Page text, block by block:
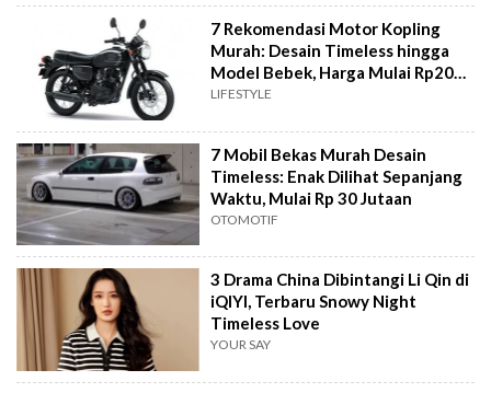
7 Rekomendasi Motor Kopling
Murah: Desain Timeless hingga
Model Bebek, Harga Mulai Rp20
Jutaan
LIFESTYLE
7 Mobil Bekas Murah Desain
Timeless: Enak Dilihat Sepanjang
Waktu, Mulai Rp 30 Jutaan
OTOMOTIF
3 Drama China Dibintangi Li Qin di
iQIYI, Terbaru Snowy Night
Timeless Love
YOUR SAY